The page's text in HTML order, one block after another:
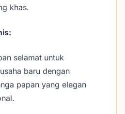
khas.
selamat untuk
baru dengan
papan yang elegan